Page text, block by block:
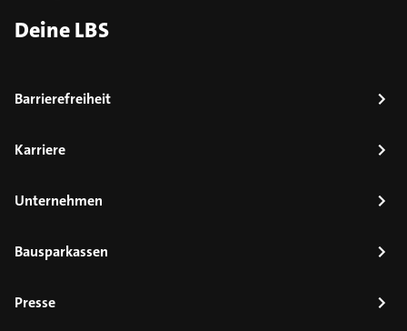
Deine LBS
Barrierefreiheit
Karriere
Unternehmen
Bausparkassen
Presse